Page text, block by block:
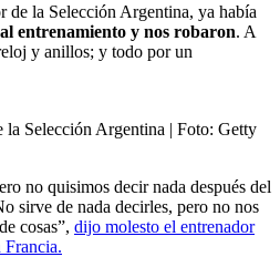
de la Selección Argentina, ya había
entrenamiento y nos robaron. A
y anillos; y todo por un
la Selección Argentina | Foto: Getty
no quisimos decir nada después del
sirve de nada decirles, pero no nos
cosas”, dijo molesto el entrenador
Francia.